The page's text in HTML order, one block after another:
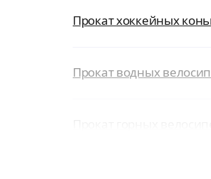
Прокат хоккейных
Прокат водных